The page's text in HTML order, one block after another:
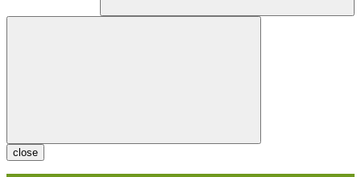
close